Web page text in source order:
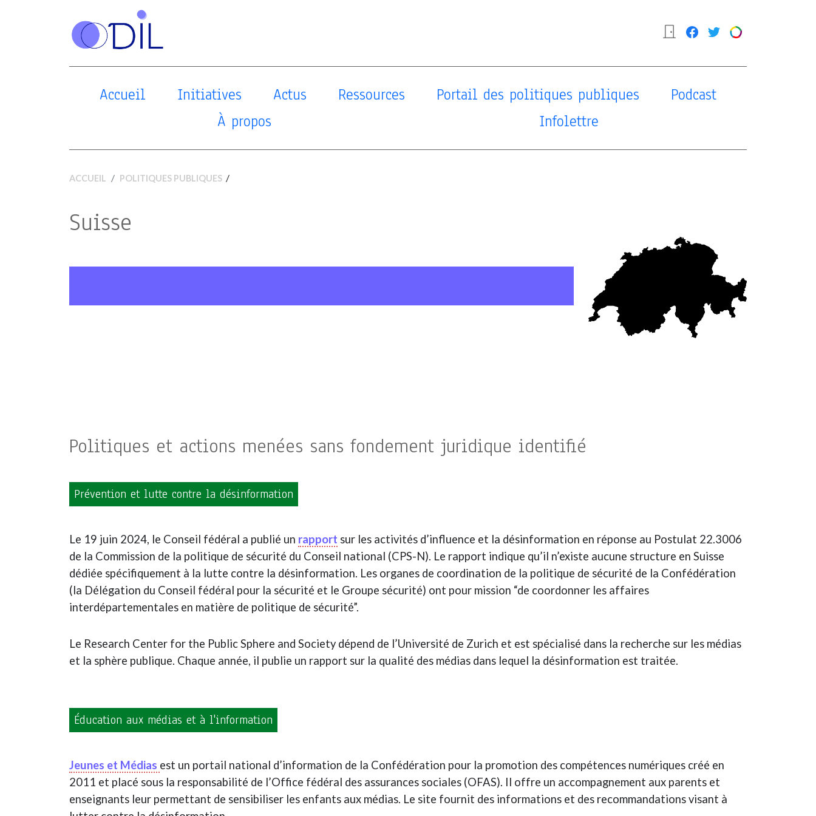
Accueil Initiatives Actus Ressources Portail des politiques publiques
Podcast
À propos
Infolettre
ACCUEIL POLITIQUES PUBLIQUES /
Suisse
Politiques et actions menées sans fondement juridique identifié
Prévention et lutte contre la désinformation
Le 19 juin 2024, le Conseil fédéral a publié un rapport sur les activités d’influence et la désinformation en réponse au Postulat 22.3006
de la Commission de la politique de sécurité du Conseil national (CPS-N). Le rapport indique qu’il n’existe aucune structure en Suisse
dédiée spécifiquement à la lutte contre la désinformation. Les organes de coordination de la politique de sécurité de la Confédération
(la Délégation du Conseil fédéral pour la sécurité et le Groupe sécurité) ont pour mission “de coordonner les affaires
interdépartementales en matière de politique de sécurité”.
Le Research Center for the Public Sphere and Society dépend de l’Université de Zurich et est spécialisé dans la recherche sur les médias
et la sphère publique. Chaque année, il publie un rapport sur la qualité des médias dans lequel la désinformation est traitée.
Éducation aux médias et à l'information
Jeunes et Médias est un portail national d’information de la Confédération pour la promotion des compétences numériques créé en
2011 et placé sous la responsabilité de l’Office fédéral des assurances sociales (OFAS). Il offre un accompagnement aux parents et
enseignants leur permettant de sensibiliser les enfants aux médias. Le site fournit des informations et des recommandations visant à